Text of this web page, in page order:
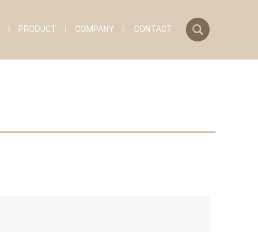
PRODUCT COMPANY CONTACT